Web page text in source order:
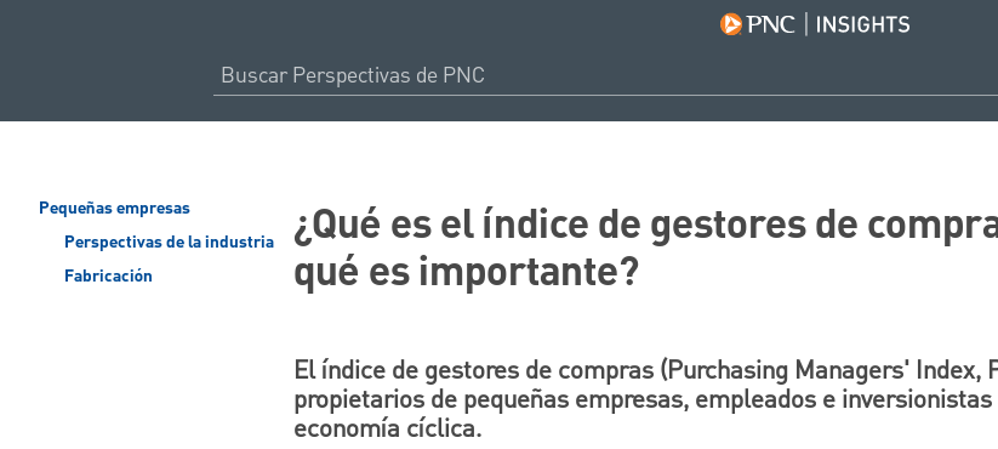
Pequeñas empresas
Perspectivas de la industria
Fabricación
¿Qué es el índice de gestores de
qué es importante?
El índice de gestores de compras (Purchasing Managers' Index,
propietarios de pequeñas empresas, empleados e
economía cíclica.